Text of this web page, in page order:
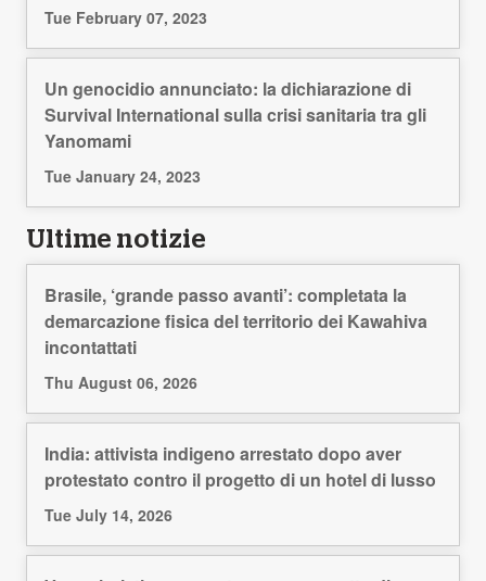
Tue February 07, 2023
Un genocidio annunciato: la dichiarazione di
Survival International sulla crisi sanitaria tra gli
Yanomami
Tue January 24, 2023
Ultime notizie
Brasile, ‘grande passo avanti’: completata la
demarcazione fisica del territorio dei Kawahiva
incontattati
Thu August 06, 2026
India: attivista indigeno arrestato dopo aver
protestato contro il progetto di un hotel di lusso
Tue July 14, 2026